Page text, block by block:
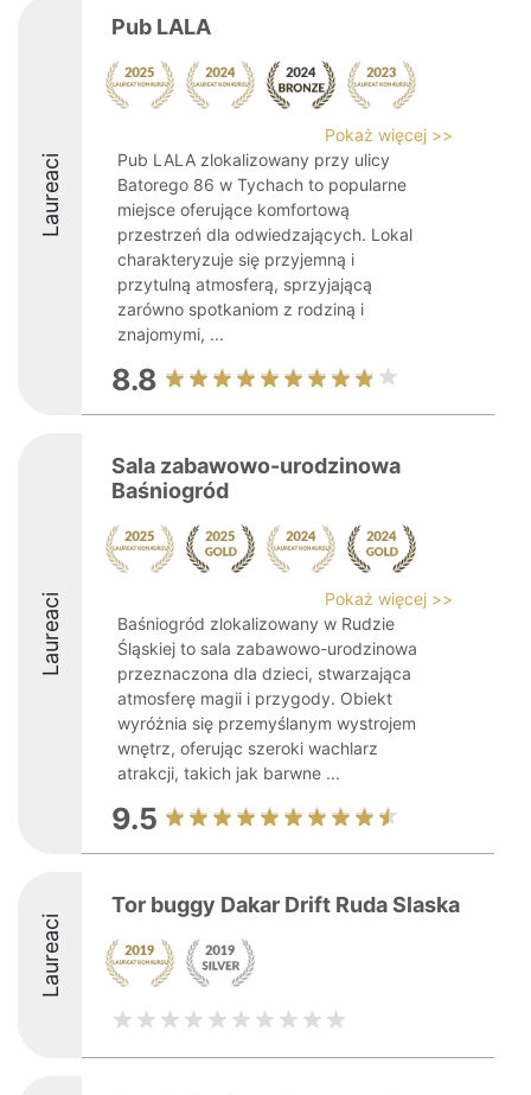
Laureaci
Pub LALA
Pokaż więcej >>
Pub LALA zlokalizowany przy ulicy
Batorego 86 w Tychach to popularne
miejsce oferujące komfortową
przestrzeń dla odwiedzających. Lokal
charakteryzuje się przyjemną i
przytulną atmosferą, sprzyjającą
zarówno spotkaniom z rodziną i
znajomymi, ...
8.8
Laureaci
Sala zabawowo-urodzinowa
Baśniogród
Pokaż więcej >>
Baśniogród zlokalizowany w Rudzie
Śląskiej to sala zabawowo-urodzinowa
przeznaczona dla dzieci, stwarzająca
atmosferę magii i przygody. Obiekt
wyróżnia się przemyślanym wystrojem
wnętrz, oferując szeroki wachlarz
atrakcji, takich jak barwne ...
9.5
Laureaci
Tor buggy Dakar Drift Ruda Slaska